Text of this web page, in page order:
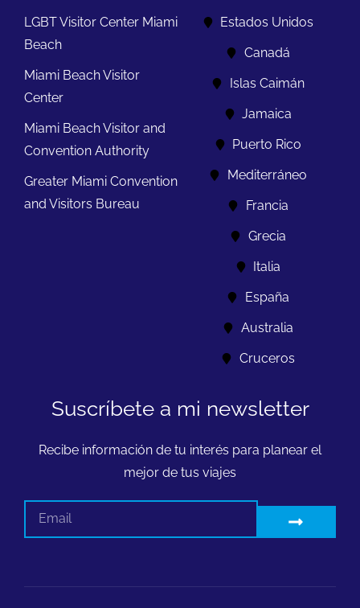
LGBT Visitor Center Miami
Beach
Miami Beach Visitor
Center
Miami Beach Visitor and
Convention Authority
Greater Miami Convention
and Visitors Bureau
Estados Unidos
Canadá
Islas Caimán
Jamaica
Puerto Rico
Mediterráneo
Francia
Grecia
Italia
España
Australia
Cruceros
Suscríbete a mi newsletter
Recibe información de tu interés para planear el
mejor de tus viajes